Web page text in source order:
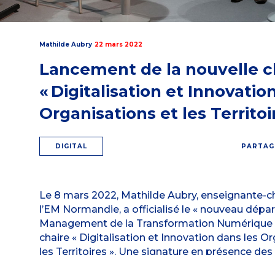
Mathilde Aubry 22 mars 2022
Lancement de la nouvelle
« Digitalisation et
Organisations et les
DIGITAL
Le 8 mars 2022, Mathilde Aubry, enseignante-
l’EM Normandie, a officialisé le « nouveau
Management de la Transformation Numérique
chaire « Digitalisation et Innovation dans les
les Territoires ». Une signature en présence